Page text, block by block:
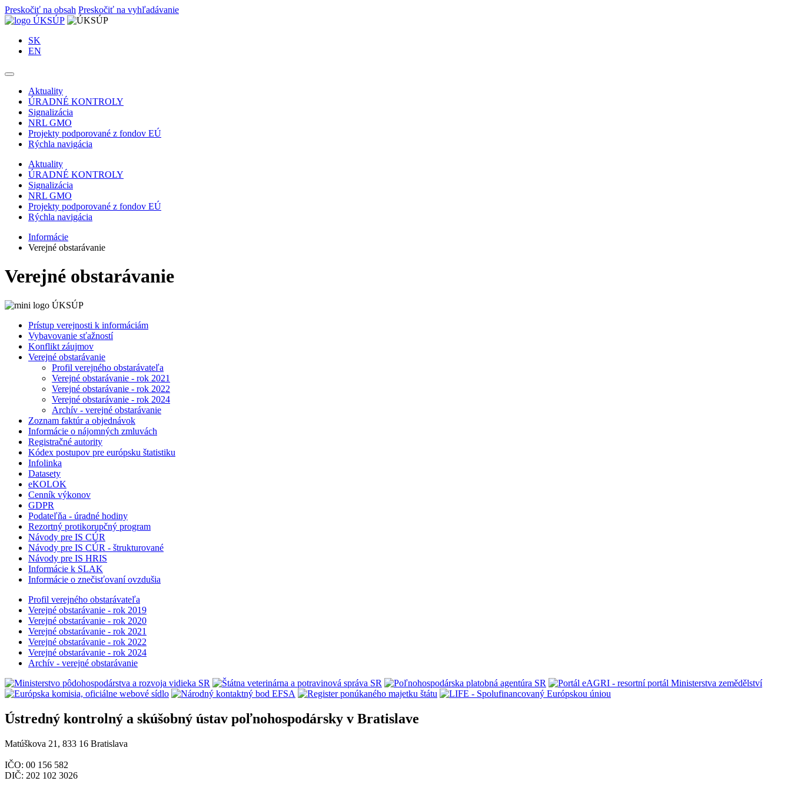
Preskočiť na obsah Preskočiť na vyhľadávanie
SK
EN
Aktuality
ÚRADNÉ KONTROLY
Signalizácia
NRL GMO
Projekty podporované z fondov EÚ
Rýchla navigácia
Aktuality
ÚRADNÉ KONTROLY
Signalizácia
NRL GMO
Projekty podporované z fondov EÚ
Rýchla navigácia
Informácie
Verejné obstarávanie
Verejné obstarávanie
Prístup verejnosti k informáciám
Vybavovanie sťažností
Konflikt záujmov
Verejné obstarávanie
Profil verejného obstarávateľa
Verejné obstarávanie - rok 2021
Verejné obstarávanie - rok 2022
Verejné obstarávanie - rok 2024
Archív - verejné obstarávanie
Zoznam faktúr a objednávok
Informácie o nájomných zmluvách
Registračné autority
Kódex postupov pre európsku štatistiku
Infolinka
Datasety
eKOLOK
Cenník výkonov
GDPR
Podateľňa - úradné hodiny
Rezortný protikorupčný program
Návody pre IS CÚR
Návody pre IS CÚR - štrukturované
Návody pre IS HRIS
Informácie k SLAK
Informácie o znečisťovaní ovzdušia
Profil verejného obstarávateľa
Verejné obstarávanie - rok 2019
Verejné obstarávanie - rok 2020
Verejné obstarávanie - rok 2021
Verejné obstarávanie - rok 2022
Verejné obstarávanie - rok 2024
Archív - verejné obstarávanie
Ústredný kontrolný a skúšobný ústav poľnohospodársky v Bratislave
Matúškova 21, 833 16 Bratislava
IČO: 00 156 582
DIČ: 202 102 3026